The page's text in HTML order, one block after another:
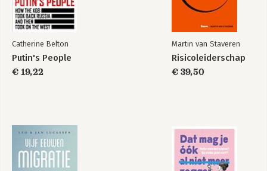
6.3 Tips 196
Drie reflectievragen 204
Tot slot 205
Bijlage: Risicoleiderschap samengevat in 20 vaardigheden en
Register 245
Woorden van waardering 251
Over de auteur 253
Catherine Belton
Putin's People
€ 19,22
Martin van Staveren
Risicoleiderschap
€ 39,50